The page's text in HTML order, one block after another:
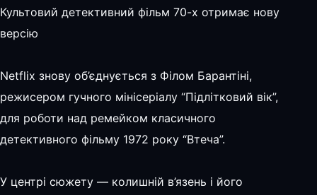
Культовий детективний фільм 70-х отримає нову
версію
Netflix знову об’єднується з Філом Барантіні,
режисером гучного мінісеріалу “Підлітковий вік”,
для роботи над ремейком класичного
детективного фільму 1972 року “Втеча”.
У центрі сюжету — колишній в’язень і його